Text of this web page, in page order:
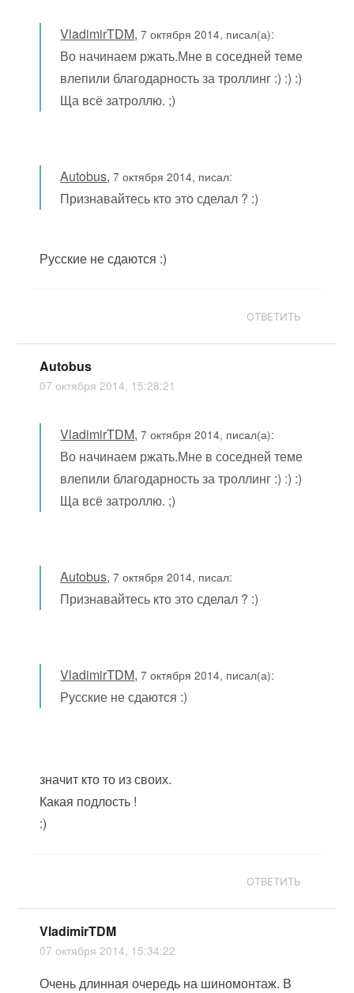
VladimirTDM,7 октября 2014, писал(а):
Во начинаем ржать.Мне в соседней теме
влепили благодарность за троллинг :) :) :)
Ща всё затроллю. ;)
Autobus,7 октября 2014, писал:
Признавайтесь кто это сделал ? :)
Русские не сдаются :)
ОТВЕТИТЬ
Autobus
07 октября 2014, 15:28:21
VladimirTDM,7 октября 2014, писал(а):
Во начинаем ржать.Мне в соседней теме
влепили благодарность за троллинг :) :) :)
Ща всё затроллю. ;)
Autobus,7 октября 2014, писал:
Признавайтесь кто это сделал ? :)
VladimirTDM,7 октября 2014, писал(а):
Русские не сдаются :)
значит кто то из своих.
Какая подлость !
:)
ОТВЕТИТЬ
VladimirTDM
07 октября 2014, 15:34:22
Очень длинная очередь на шиномонтаж. В